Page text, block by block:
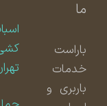
باراست
خدمات
باربری و
اسباب
کشی
تهران